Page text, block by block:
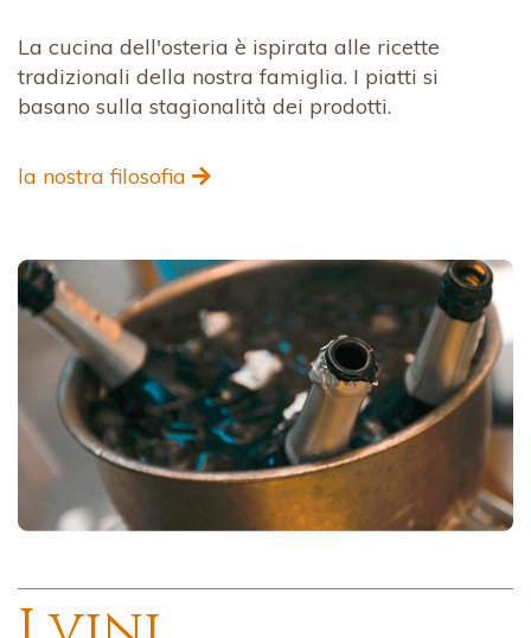
La cucina dell'osteria è ispirata alle ricette
tradizionali della nostra famiglia. I piatti si
basano sulla stagionalità dei prodotti.
la nostra filosofia